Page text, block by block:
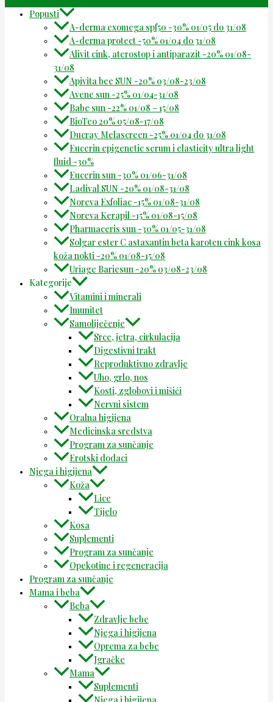
Popusti
A-derma exomega spf50 -30% 01/05 do 31/08
A-derma protect -50% 01/04 do 31/08
Alivit cink, aterostop i antiparazit -20% 01/08-
31/08
Apivita bee SUN -20% 03/08-23/08
Avene sun -25% 01/04-31/08
Babe sun -22% 01/08 – 15/08
BioTeo 20% 05/08-17/08
Ducray Melascreen -25% 01/04 do 31/08
Eucerin epigenetic serum i elasticity ultra light
fluid -30%
Eucerin sun -30% 01/06-31/08
Ladival SUN -20% 01/08-31/08
Noreva Exfoliac -15% 01/08-31/08
Noreva Kerapil -15% 01/08-15/08
Pharmaceris sun -30% 01/05-31/08
Solgar ester C astaxantin beta karoten cink kosa
koža nokti -20% 01/08-15/08
Uriage Bariesun -20% 03/08-23/08
Kategorije
Vitamini i minerali
Imunitet
Samoliječenje
Srce, jetra, cirkulacija
Digestivni trakt
Reproduktivno zdravlje
Uho, grlo, nos
Kosti, zglobovi i mišići
Nervni sistem
Oralna higijena
Medicinska sredstva
Program za sunčanje
Erotski dodaci
Njega i higijena
Koža
Lice
Tijelo
Kosa
Suplementi
Program za sunčanje
Opekotine i regeneracija
Program za sunčanje
Mama i beba
Beba
Zdravlje bebe
Njega i higijena
Oprema za bebe
Igračke
Mama
Suplementi